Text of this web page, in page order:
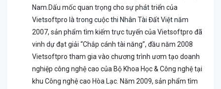
Nam.Dấu mốc quan trọng cho sự phát triển của
Vietsoftpro là trong cuộc thi Nhân Tài Đất Việt năm
2007, sản phẩm tìm kiếm trực tuyến của Vietsoftpro đã
vinh dự đạt giải “Chắp cánh tài năng”, đầu năm 2008
Vietsoftpro tham gia vào chương trình ươm tạo doanh
nghiệp công nghệ cao của Bộ Khoa Học & Công nghệ tại
khu Công nghệ cao Hòa Lạc. Năm 2009, sản phẩm tìm